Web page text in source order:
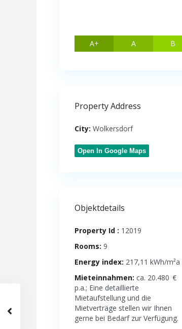
A+ A B
Property Address
City: Wolkersdorf
Open In Google Maps
Objektdetails
Property Id : 12019
Rooms: 9
Energy index: 217,11 kWh/m²a
Mieteinnahmen: ca. 20.480 €
p.a.; Eine detaillierte
Mietaufstellung und die
Mietverträge stellen wir Ihnen
gerne bei Bedarf zur Verfügung.